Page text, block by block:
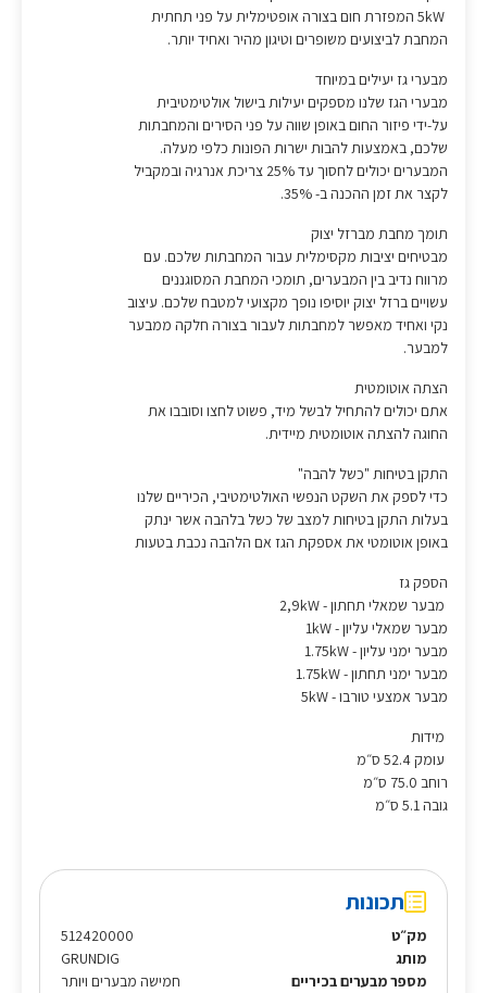
המחבת לביצועים משופרים וטיגון מהיר ואחיד יותר.
מבערי גז יעילים במיוחד
מבערי הגז שלנו מספקים יעילות בישול אולטימטיבית
על-ידי פיזור החום באופן שווה על פני הסירים והמחבתות
שלכם, באמצעות להבות ישרות הפונות כלפי מעלה.
המבערים יכולים לחסוך עד 25% צריכת אנרגיה ובמקביל
לקצר את זמן ההכנה ב- 35%.
תומך מחבת מברזל יצוק
מבטיחים יציבות מקסימלית עבור המחבתות שלכם. עם
מרווח נדיב בין המבערים, תומכי המחבת המסוגננים
עשויים ברזל יצוק יוסיפו נופך מקצועי למטבח שלכם. עיצוב
נקי ואחיד מאפשר למחבתות לעבור בצורה חלקה ממבער
למבער.
הצתה אוטומטית
אתם יכולים להתחיל לבשל מיד, פשוט לחצו וסובבו את
החוגה להצתה אוטומטית מיידית.
התקן בטיחות "כשל להבה"
כדי לספק את השקט הנפשי האולטימטיבי, הכיריים שלנו
בעלות התקן בטיחות למצב של כשל בלהבה אשר ינתק
באופן אוטומטי את אספקת הגז אם הלהבה נכבת בטעות
הספק גז
מבער שמאלי תחתון - 2,9kW
מבער שמאלי עליון - 1kW
מבער ימני עליון - 1.75kW
מבער ימני תחתון - 1.75kW
מבער אמצעי טורבו - 5kW
מידות
עומק 52.4 ס״מ
רוחב 75.0 ס״מ
גובה 5.1 ס״מ
תכונות
מק״ט
512420000
מותג
GRUNDIG
מספר מבערים בכיריים
חמישה מבערים ויותר